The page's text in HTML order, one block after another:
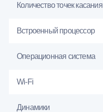
Количество точек касания
Встроенный процессор
Операционная система
Wi-Fi
Динамики